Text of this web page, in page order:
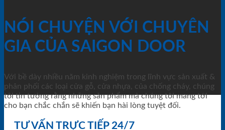
NÓI CHUYỆN VỚI CHUYÊN
GIA CỦA SAIGON DOOR
Với bề dày nhiều năm kinh nghiệm trong lĩnh vực sản xuất &
phân phối các loại cửa gỗ, cửa nhựa, của chống cháy, chúng
tôi tin tưởng rằng những sản phẩm mà chúng tôi mang tới
cho bạn chắc chắn sẽ khiến bạn hài lòng tuyệt đối.
TƯ VẤN TRỰC TIẾP 24/7